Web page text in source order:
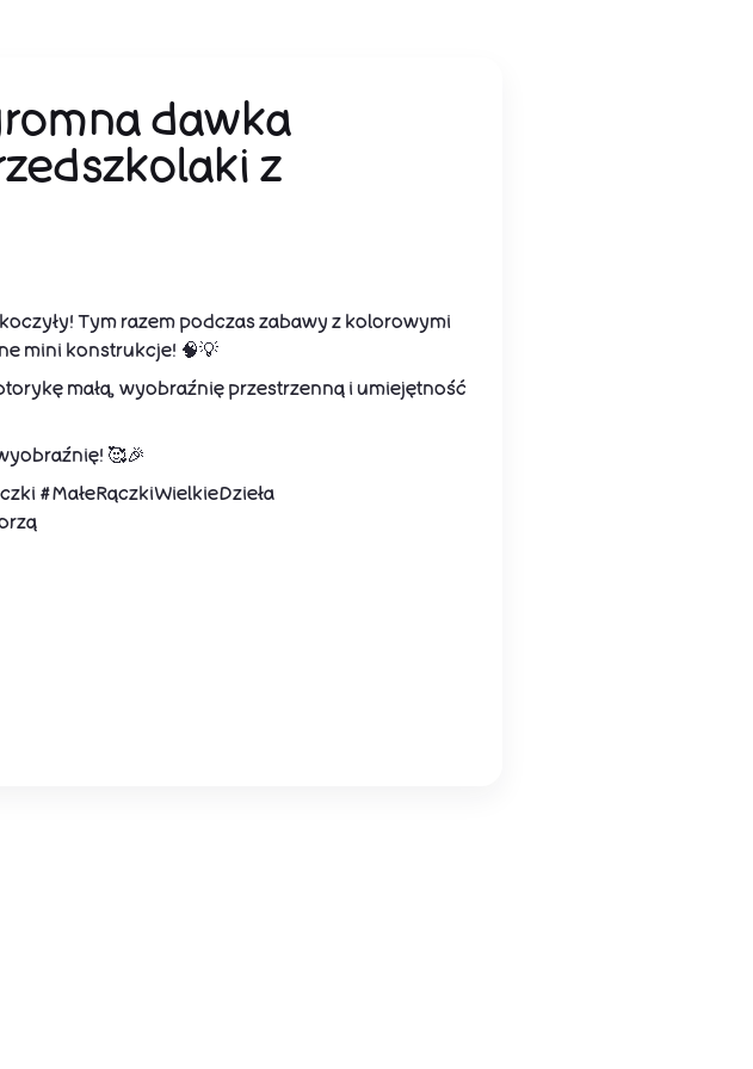
dawka
z
Tym razem podczas zabawy z kolorowymi
mini konstrukcje! 🧠💡
małą, wyobraźnię przestrzenną i umiejętność
🥰🎉
#MałeRączkiWielkieDzieła